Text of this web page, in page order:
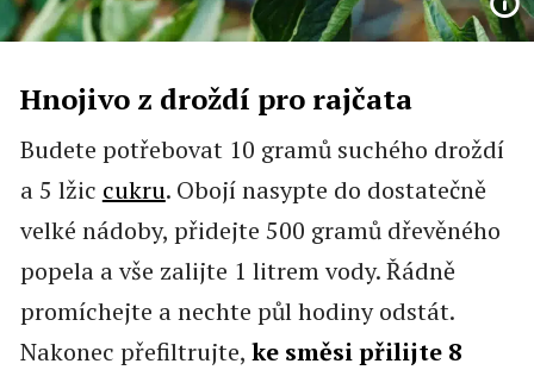
Hnojivo z droždí pro rajčata
Budete potřebovat 10 gramů suchého droždí
a 5 lžic cukru. Obojí nasypte do dostatečně
velké nádoby, přidejte 500 gramů dřevěného
popela a vše zalijte 1 litrem vody. Řádně
promíchejte a nechte půl hodiny odstát.
Nakonec přefiltrujte, ke směsi přilijte 8